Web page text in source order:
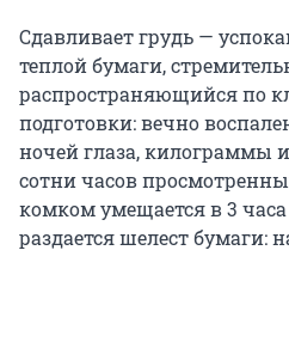
Cдавливает грудь —
теплой бумаги,
распространяющийся по
подготовки: вечно
ночей глаза, килограммы
сотни часов
комком умещается в 3
раздается шелест бумаги: